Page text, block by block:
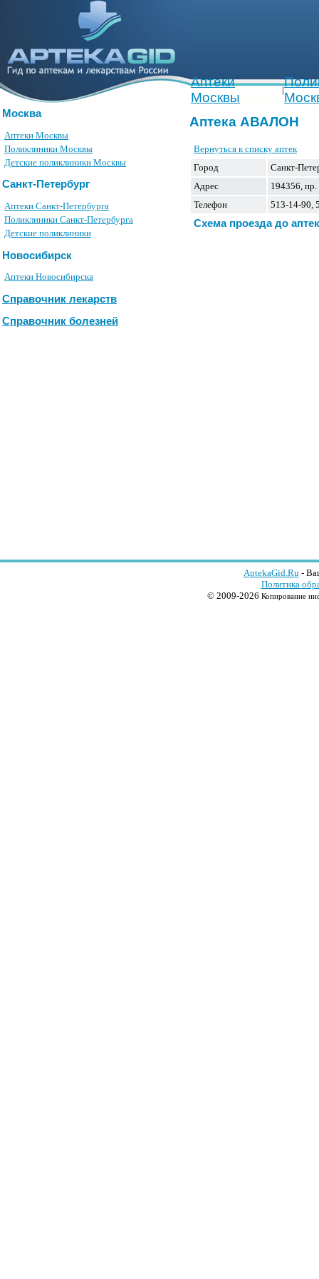
Аптеки
Москвы
|
Москва
Аптеки Москвы
Поликлиники Москвы
Детские поликлиники Москвы
Санкт-Петербург
Аптеки Санкт-Петербурга
Поликлиники Санкт-Петербурга
Детские поликлиники
Новосибирск
Аптеки Новосибирска
Справочник лекарств
Справочник болезней
Аптека АВАЛОН
Вернуться к списку аптек
Город
Санкт-
Адрес
194356, пр.
Телефон
513-14-90,
Схема проезда до
AptekaGid.Ru-
Политика
© 2009-2026 Копирование